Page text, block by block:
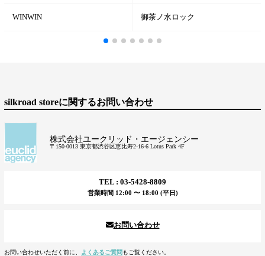
WINWIN 御茶ノ水ロック
silkroad storeに関するお問い合わせ
株式会社ユークリッド・エージェンシー
〒150-0013 東京都渋谷区恵比寿2-16-6 Lotus Park 4F
TEL : 03-5428-8809
営業時間 12:00 〜 18:00 (平日)
お問い合わせ
お問い合わせいただく前に、 よくあるご質問 もご覧ください。